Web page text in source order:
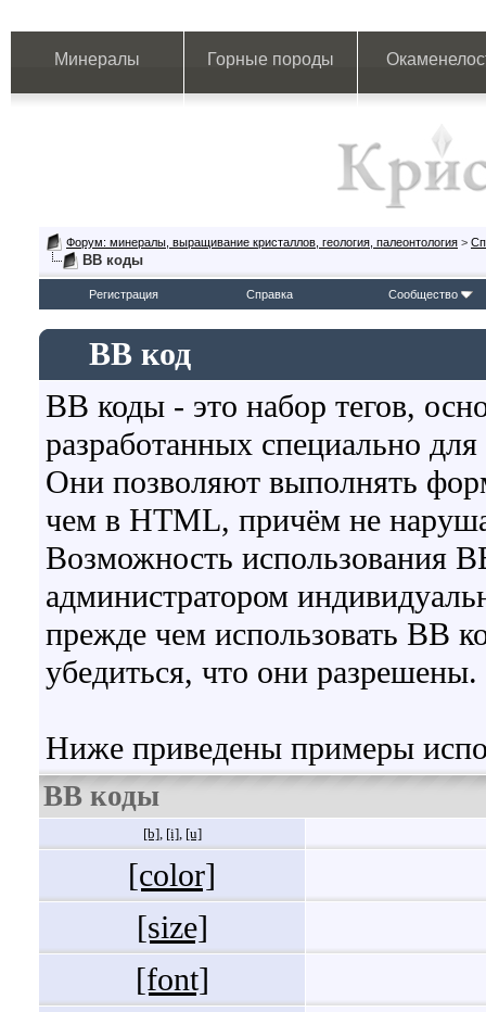
Минералы Горные породы
Форум: минералы, выращивание кристаллов, геология, палеонтология >
BB коды
Регистрация Справка Сообщество
BB код
BB коды - это набор тегов,
разработанных специально
Они позволяют выполнять
чем в HTML, причём не
Возможность использования
администратором
прежде чем использовать BB
убедиться, что они разрешены.
Ниже приведены примеры
BB коды
[b], [i], [u]
[color]
[size]
[font]